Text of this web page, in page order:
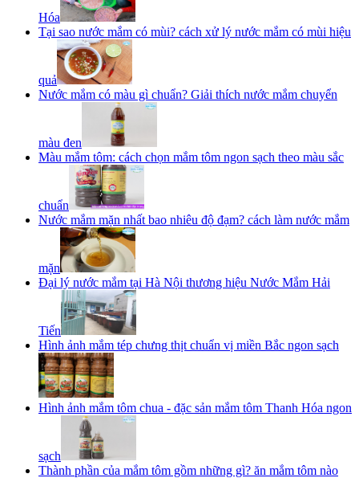
Hóa
Tại sao nước mắm có mùi? cách xử lý nước mắm có mùi hiệu
quả
Nước mắm có màu gì chuẩn? Giải thích nước mắm chuyển
màu đen
Màu mắm tôm: cách chọn mắm tôm ngon sạch theo màu sắc
chuẩn
Nước mắm mặn nhất bao nhiêu độ đạm? cách làm nước mắm
mặn
Đại lý nước mắm tại Hà Nội thương hiệu Nước Mắm Hải
Tiến
Hình ảnh mắm tép chưng thịt chuẩn vị miền Bắc ngon sạch
Hình ảnh mắm tôm chua - đặc sản mắm tôm Thanh Hóa ngon
sạch
Thành phần của mắm tôm gồm những gì? ăn mắm tôm nào